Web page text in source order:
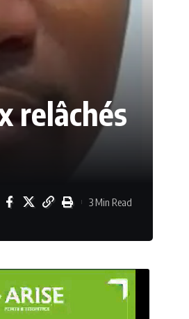
relâchés
3 Min Read